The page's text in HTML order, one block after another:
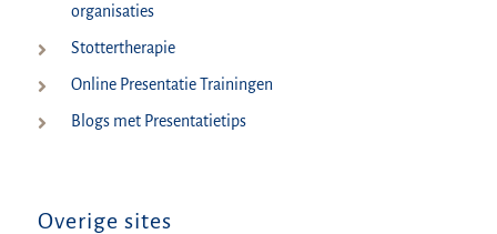
organisaties
Stottertherapie
Online Presentatie Trainingen
Blogs met Presentatietips
Overige sites